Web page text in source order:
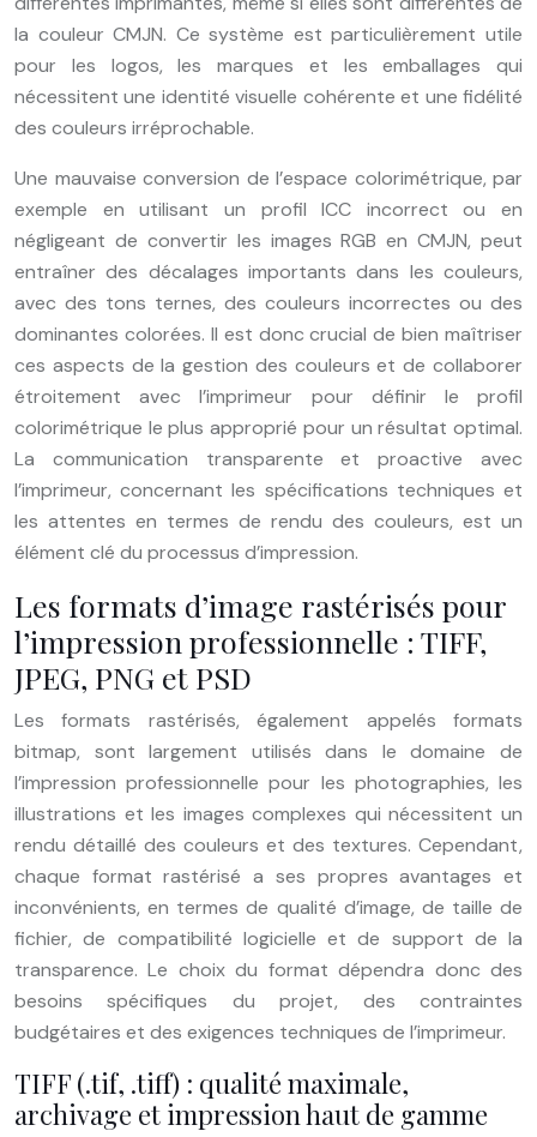
la couleur CMJN. Ce système est particulièrement utile
pour les logos, les marques et les emballages qui
nécessitent une identité visuelle cohérente et une fidélité
des couleurs irréprochable.
Une mauvaise conversion de l’espace colorimétrique, par
exemple en utilisant un profil ICC incorrect ou en
négligeant de convertir les images RGB en CMJN, peut
entraîner des décalages importants dans les couleurs,
avec des tons ternes, des couleurs incorrectes ou des
dominantes colorées. Il est donc crucial de bien maîtriser
ces aspects de la gestion des couleurs et de collaborer
étroitement avec l’imprimeur pour définir le profil
colorimétrique le plus approprié pour un résultat optimal.
La communication transparente et proactive avec
l’imprimeur, concernant les spécifications techniques et
les attentes en termes de rendu des couleurs, est un
élément clé du processus d’impression.
Les formats d’image rastérisés pour
l’impression professionnelle : TIFF,
JPEG, PNG et PSD
Les formats rastérisés, également appelés formats
bitmap, sont largement utilisés dans le domaine de
l’impression professionnelle pour les photographies, les
illustrations et les images complexes qui nécessitent un
rendu détaillé des couleurs et des textures. Cependant,
chaque format rastérisé a ses propres avantages et
inconvénients, en termes de qualité d’image, de taille de
fichier, de compatibilité logicielle et de support de la
transparence. Le choix du format dépendra donc des
besoins spécifiques du projet, des contraintes
budgétaires et des exigences techniques de l’imprimeur.
TIFF (.tif, .tiff) : qualité maximale,
archivage et impression haut de gamme